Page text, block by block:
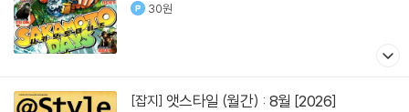
30원
[잡지] 앳스타일 (월간) : 8월 [2026]